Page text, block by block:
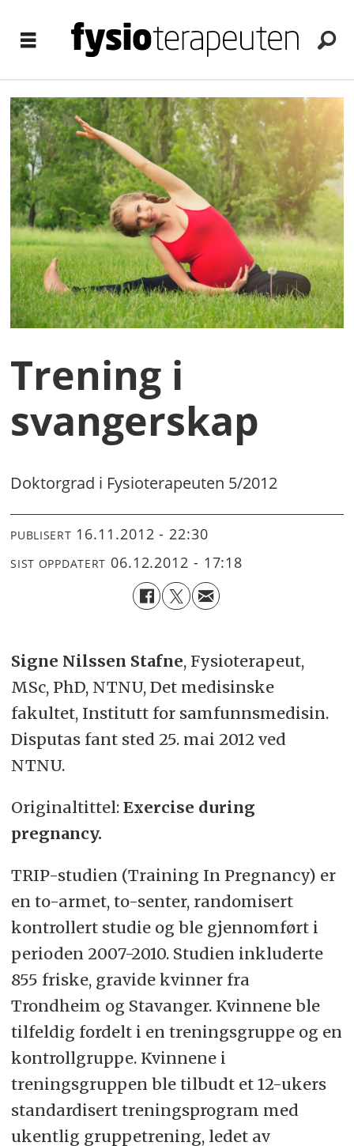
Trening i
svangerskap
Doktorgrad i Fysioterapeuten 5/2012
PUBLISERT 16.11.2012 - 22:30
SIST OPPDATERT 06.12.2012 - 17:18
Signe Nilssen Stafne, Fysioterapeut,
MSc, PhD, NTNU, Det medisinske
fakultet, Institutt for samfunnsmedisin.
Disputas fant sted 25. mai 2012 ved
NTNU.
Originaltittel: Exercise during
pregnancy.
TRIP-studien (Training In Pregnancy) er
en to-armet, to-senter, randomisert
kontrollert studie og ble gjennomført i
perioden 2007-2010. Studien inkluderte
855 friske, gravide kvinner fra
Trondheim og Stavanger. Kvinnene ble
tilfeldig fordelt i en treningsgruppe og en
kontrollgruppe. Kvinnene i
treningsgruppen ble tilbudt et 12-ukers
standardisert treningsprogram med
ukentlig gruppetrening, ledet av